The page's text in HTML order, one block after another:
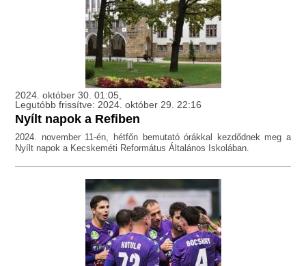
2024. október 30. 01:05,
Legutóbb frissítve: 2024. október 29. 22:16
Nyílt napok a Refiben
2024. november 11-én, hétfőn bemutató órákkal kezdődnek meg a
Nyílt napok a Kecskeméti Református Általános Iskolában.